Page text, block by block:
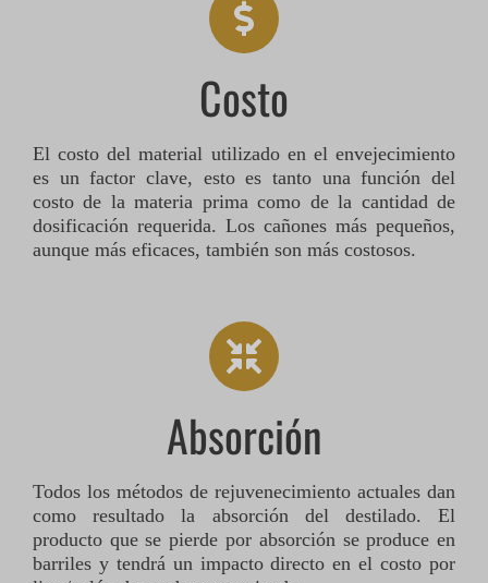
Costo
El costo del material utilizado en el envejecimiento
es un factor clave, esto es tanto una función del
costo de la materia prima como de la cantidad de
dosificación requerida. Los cañones más pequeños,
aunque más eficaces, también son más costosos.
Absorción
Todos los métodos de rejuvenecimiento actuales dan
como resultado la absorción del destilado. El
producto que se pierde por absorción se produce en
barriles y tendrá un impacto directo en el costo por